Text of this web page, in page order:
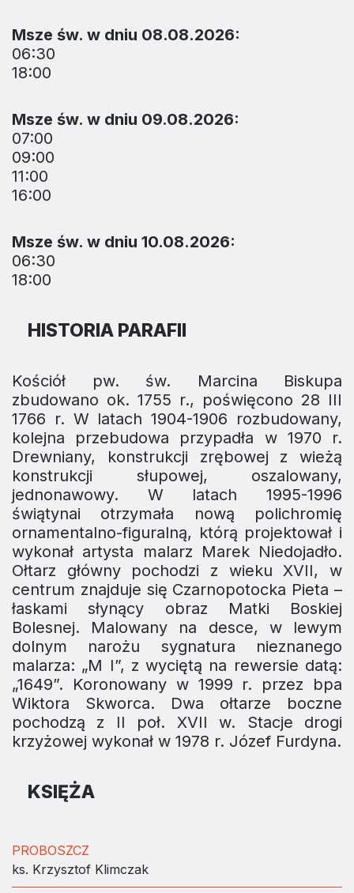
Msze św. w dniu 08.08.2026:
06:30
18:00
Msze św. w dniu 09.08.2026:
07:00
09:00
11:00
16:00
Msze św. w dniu 10.08.2026:
06:30
18:00
HISTORIA PARAFII
Kościół pw. św. Marcina Biskupa
zbudowano ok. 1755 r., poświęcono 28 III
1766 r. W latach 1904-1906 rozbudowany,
kolejna przebudowa przypadła w 1970 r.
Drewniany, konstrukcji zrębowej z wieżą
konstrukcji słupowej, oszalowany,
jednonawowy. W latach 1995-1996
świątynai otrzymała nową polichromię
ornamentalno-figuralną, którą projektował i
wykonał artysta malarz Marek Niedojadło.
Ołtarz główny pochodzi z wieku XVII, w
centrum znajduje się Czarnopotocka Pieta –
łaskami słynący obraz Matki Boskiej
Bolesnej. Malowany na desce, w lewym
dolnym narożu sygnatura nieznanego
malarza: „M I”, z wyciętą na rewersie datą:
„1649”. Koronowany w 1999 r. przez bpa
Wiktora Skworca. Dwa ołtarze boczne
pochodzą z II poł. XVII w. Stacje drogi
krzyżowej wykonał w 1978 r. Józef Furdyna.
KSIĘŻA
PROBOSZCZ
ks. Krzysztof Klimczak